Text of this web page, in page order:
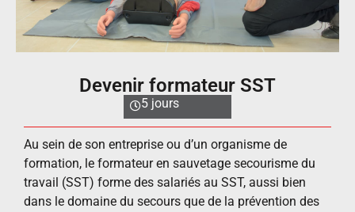
Devenir formateur SST
5 jours
Au sein de son entreprise ou d’un organisme de
formation, le formateur en sauvetage secourisme du
travail (SST) forme des salariés au SST, aussi bien
dans le domaine du secours que de la prévention des